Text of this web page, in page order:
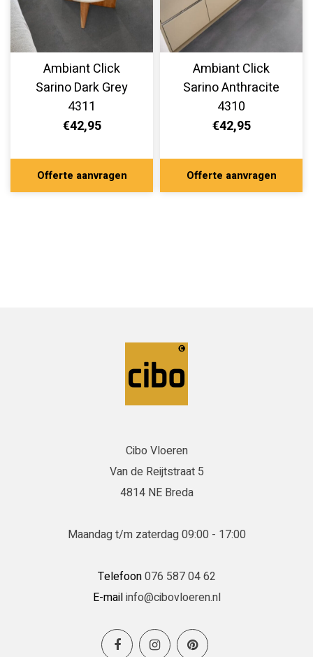
Ambiant Click
Sarino Dark Grey
4311
€42,95
Offerte aanvragen
Ambiant Click
Sarino Anthracite
4310
€42,95
Offerte aanvragen
Cibo Vloeren
Van de Reijtstraat 5
4814 NE Breda
Maandag t/m zaterdag 09:00 - 17:00
Telefoon076 587 04 62
E-mailinfo@cibovloeren.nl